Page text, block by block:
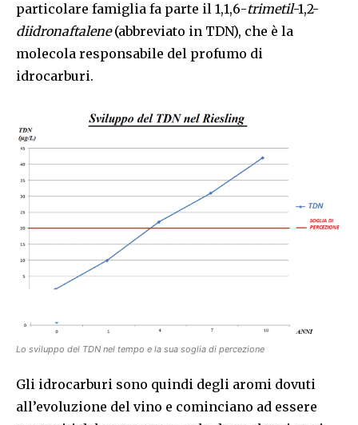
particolare famiglia fa parte il 1,1,6-trimetil-1,2-
diidronaftalene(abbreviato in TDN), che è la
molecola responsabile del profumo di
idrocarburi.
Lo sviluppo del TDN nel tempo e la sua soglia di percezione
Gli idrocarburi sono quindi degli aromi dovuti
all’evoluzione del vino e cominciano ad essere